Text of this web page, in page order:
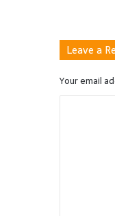
Leave a
Your email